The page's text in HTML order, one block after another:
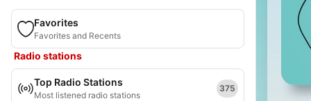
Favorites
Favorites and Recents
Radio stations
Top Radio Stations
Most listened radio stations
375